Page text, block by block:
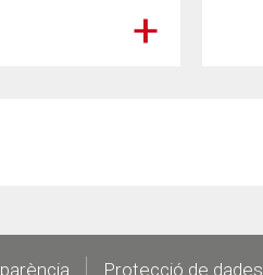
Protecció de dades